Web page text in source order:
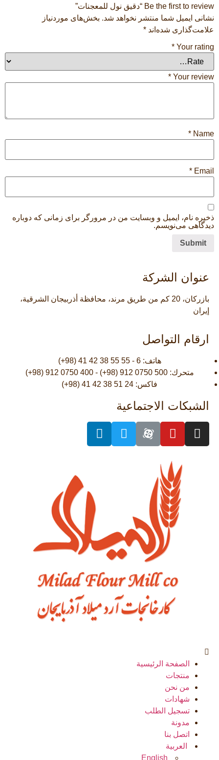
Be the first to review “دقیق نول للمعجنات”
نشانی ایمیل شما منتشر نخواهد شد. بخش‌های موردنیاز
علامت‌گذاری شده‌اند *
Your rating
*
Your review
*
Name
*
Email
*
ذخیره نام، ایمیل و وبسایت من در مرورگر برای زمانی که دوباره
دیدگاهی می‌نویسم.
عنوان الشركة
بازركان، 20 كم من طريق مرند، محافظة أذربيجان الشرقية،
إيران
ارقام التواصل
هاتف: 6 - 55 55 38 42 41 (98+)
متحرك: 500 0750 912 (98+) - 400 0750 912 (98+)
فاكس: 24 51 38 42 41 (98+)
الشبكات الاجتماعية
الصفحة الرئيسية
منتجات
من نحن
شهادات
تسجیل الطلب
مدونة
اتصل بنا
العربية
English